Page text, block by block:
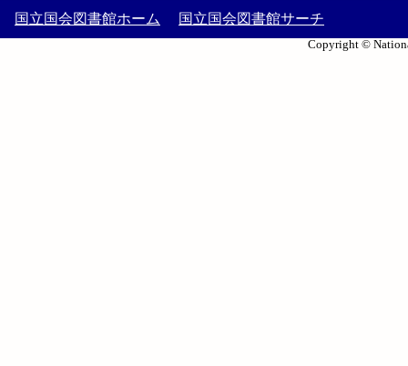
国立国会図書館ホーム 国立国会図書館サーチ
Copyright ©